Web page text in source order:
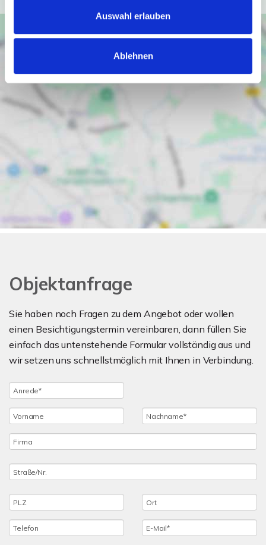
Auswahl erlauben
Ablehnen
Objektanfrage
Sie haben noch Fragen zu dem Angebot oder wollen
einen Besichtigungstermin vereinbaren, dann füllen Sie
einfach das untenstehende Formular vollständig aus und
wir setzen uns schnellstmöglich mit Ihnen in Verbindung.